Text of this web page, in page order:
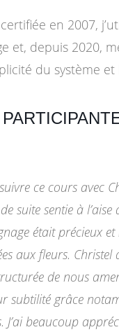
en 2007,
depuis 2020,
du système
suivre ce cours avec
suite sentie à
était précieux
aux fleurs.
de nous
subtilité grâce
J’ai beaucoup